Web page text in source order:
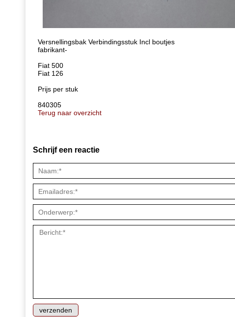
Versnellingsbak Verbindingsstuk Incl boutjes
fabrikant-
Fiat 500
Fiat 126
Prijs per stuk
840305
Terug naar overzicht
Schrijf een reactie